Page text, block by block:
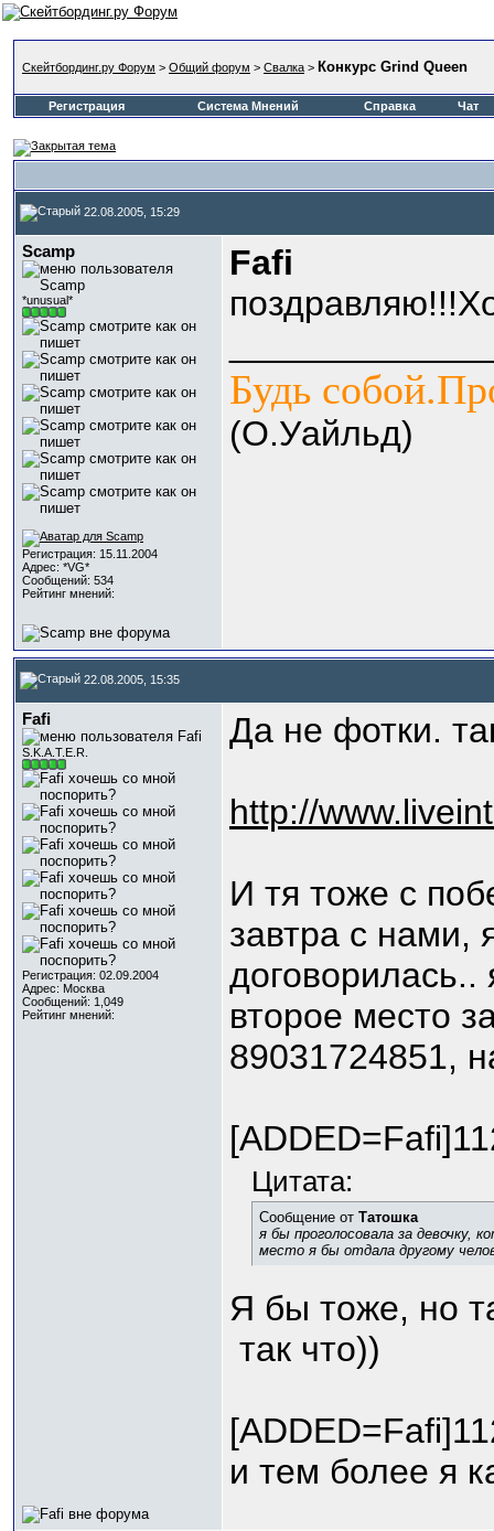
Скейтбординг.ру Форум > Общий форум > Свалка > Конкурс Grind Queen
Регистрация Система Мнений Справка Чат
22.08.2005, 15:29
Scamp
*unusual*
Регистрация: 15.11.2004
Адрес: *VG*
Сообщений: 534
Рейтинг мнений:
Fafi
Будь
(О.Уайльд)
22.08.2005, 15:35
Fafi
S.K.A.T.E.R.
Регистрация: 02.09.2004
Адрес: Москва
Сообщений: 1,049
Рейтинг мнений:
Да не фотки.
http://
И тя тоже с
завтра с нами,
договорилась..
второе место
89031724851,
Цитата:
Сообщение от Татошка
я бы проголосовала за девочку,
место я бы отдала другому
Я бы тоже, но
так что))
и тем более я